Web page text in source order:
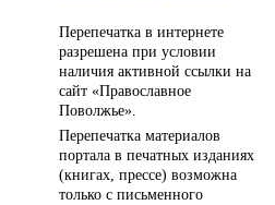
Перепечатка в интернете
разрешена при условии
наличия активной ссылки на
сайт «Православное
Поволжье».
Перепечатка материалов
портала в печатных изданиях
(книгах, прессе) возможна
только с письменного